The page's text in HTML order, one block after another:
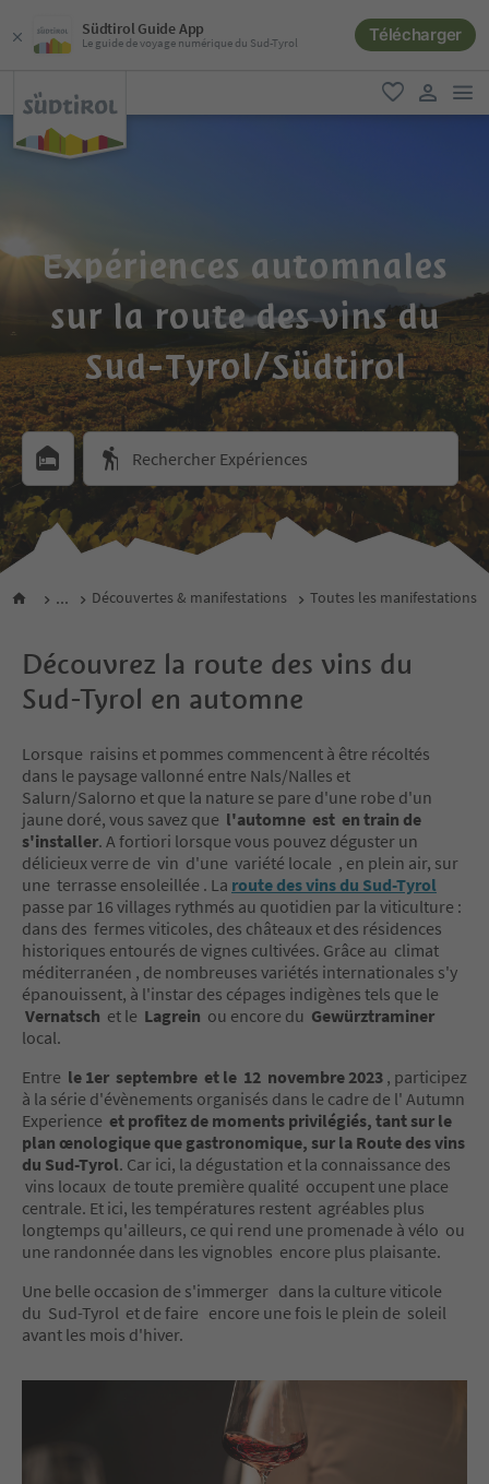
Südtirol Guide App
Le guide de voyage numérique du Sud-Tyrol Télécharger
favori
lien
Expériences automnales
sur la route des vins du
Sud-Tyrol/Südtirol
Rechercher Expériences
... Découvertes & manifestations Toutes les manifestations
Découvrez la route des vins du
Sud-Tyrol en automne
Lorsque raisins et pommes commencent à être récoltés
dans le paysage vallonné entre Nals/Nalles et
Salurn/Salorno et que la nature se pare d'une robe d'un
jaune doré, vous savez que l'automne est en train de
s'installer. A fortiori lorsque vous pouvez déguster un
délicieux verre de vin d'une variété locale , en plein air, sur
une terrasse ensoleillée . La route des vins du Sud-Tyrol
passe par 16 villages rythmés au quotidien par la viticulture :
dans des fermes viticoles, des châteaux et des résidences
historiques entourés de vignes cultivées. Grâce au climat
méditerranéen , de nombreuses variétés internationales s'y
épanouissent, à l'instar des cépages indigènes tels que le
Vernatsch et le Lagrein ou encore du Gewürztraminer
local.
Entre le 1er septembre et le 12 novembre 2023 , participez
à la série d'évènements organisés dans le cadre de l' Autumn
Experience et profitez de moments privilégiés, tant sur le
plan œnologique que gastronomique, sur la Route des vins
du Sud-Tyrol. Car ici, la dégustation et la connaissance des
vins locaux de toute première qualité occupent une place
centrale. Et ici, les températures restent agréables plus
longtemps qu'ailleurs, ce qui rend une promenade à vélo ou
une randonnée dans les vignobles encore plus plaisante.
Une belle occasion de s'immerger dans la culture viticole
du Sud-Tyrol et de faire encore une fois le plein de soleil
avant les mois d'hiver.